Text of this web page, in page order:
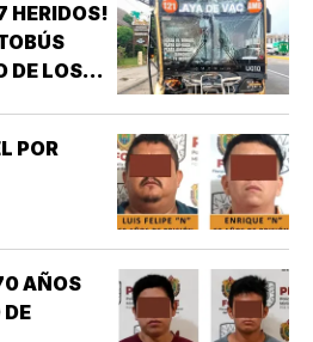
HERIDOS!
DE LOS
POR
AÑOS